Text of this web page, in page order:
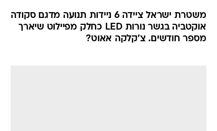
משטרת ישראל ציידה 6 ניידות תנועה מדגם סקודה
אוקטביה בגשר נורות LED כחלק מפיילוט שיארך
מספר חודשים. צ'קלקה אאוט?